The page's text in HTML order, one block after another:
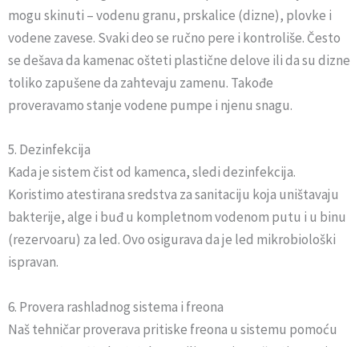
mogu skinuti – vodenu granu, prskalice (dizne), plovke i
vodene zavese. Svaki deo se ručno pere i kontroliše. Često
se dešava da kamenac ošteti plastične delove ili da su dizne
toliko zapušene da zahtevaju zamenu. Takođe
proveravamo stanje vodene pumpe i njenu snagu.
5. Dezinfekcija
Kada je sistem čist od kamenca, sledi dezinfekcija.
Koristimo atestirana sredstva za sanitaciju koja uništavaju
bakterije, alge i buđ u kompletnom vodenom putu i u binu
(rezervoaru) za led. Ovo osigurava da je led mikrobiološki
ispravan.
6. Provera rashladnog sistema i freona
Naš tehničar proverava pritiske freona u sistemu pomoću